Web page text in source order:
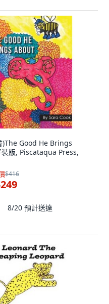
)The Good He Brings
版, Piscataqua Press,
$416
8/20 預計送達